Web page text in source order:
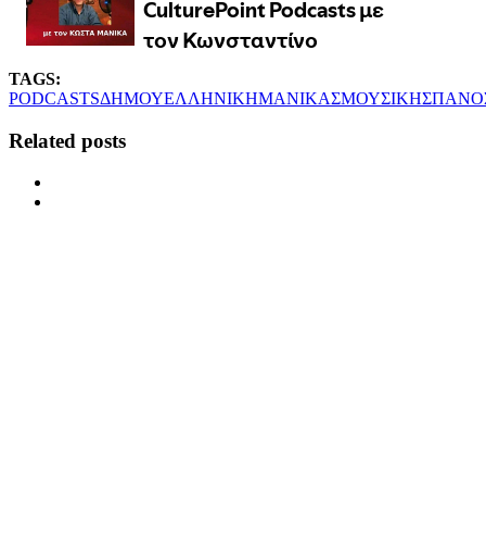
TAGS:
PODCASTSΔΗΜΟΥΕΛΛΗΝΙΚΗΜΑΝΙΚΑΣΜΟΥΣΙΚΗ
Related posts